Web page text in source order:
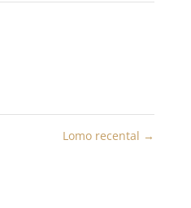
Lomo recental →